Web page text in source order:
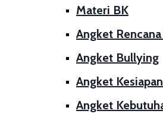
Materi BK
Angket
Angket Bullying
Angket
Angket